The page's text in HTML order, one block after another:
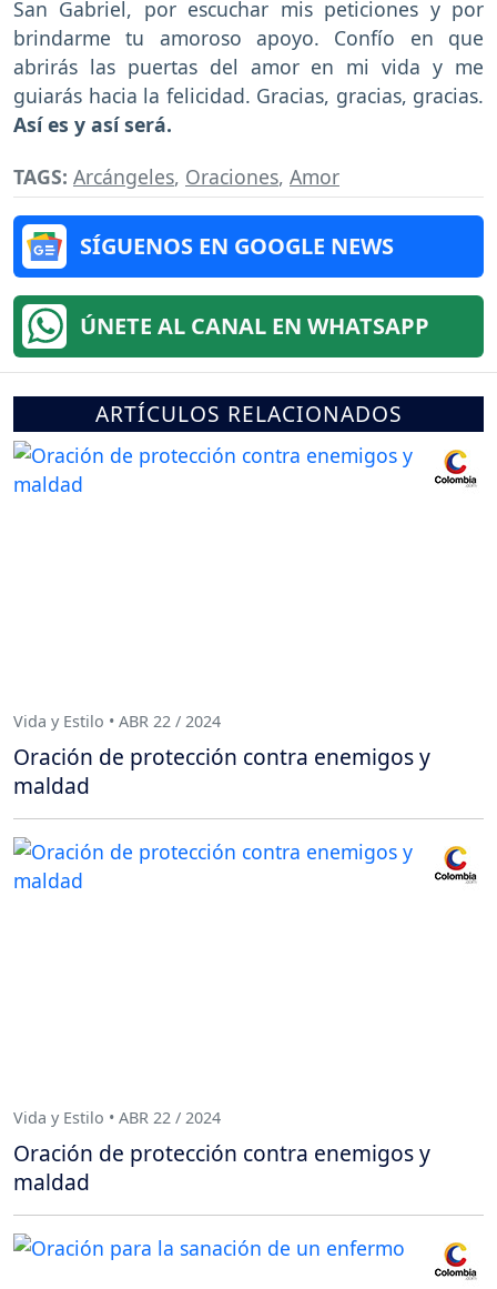
San Gabriel, por escuchar mis peticiones y por
brindarme tu amoroso apoyo. Confío en que
abrirás las puertas del amor en mi vida y me
guiarás hacia la felicidad. Gracias, gracias, gracias.
Así es y así será.
TAGS: Arcángeles, Oraciones, Amor
SÍGUENOS EN GOOGLE NEWS
ÚNETE AL CANAL EN WHATSAPP
ARTÍCULOS RELACIONADOS
Vida y Estilo • ABR 22 / 2024
Oración de protección contra enemigos y
maldad
Vida y Estilo • ABR 22 / 2024
Oración de protección contra enemigos y
maldad